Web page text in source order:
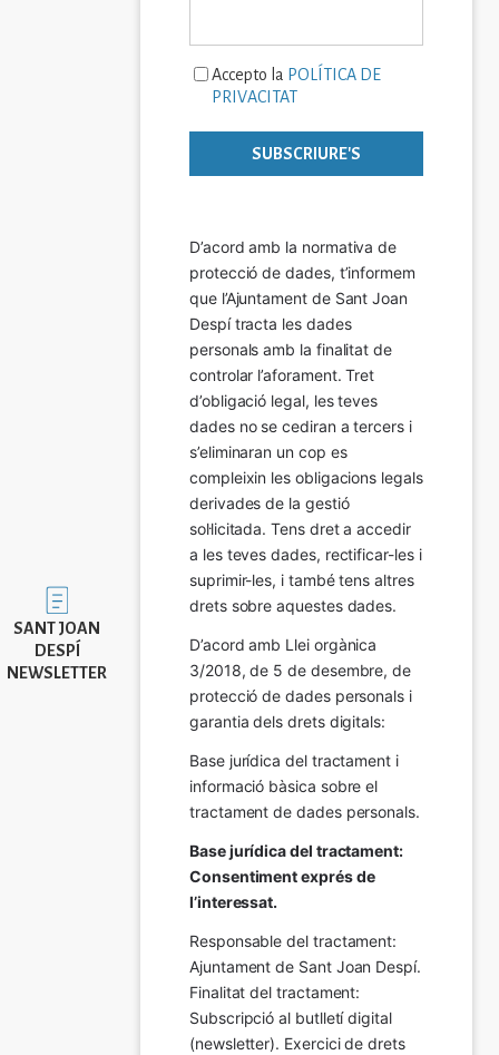
Imatge
SANT JOAN
DESPÍ
NEWSLETTER
Accepto la POLÍTICA DE
PRIVACITAT
D’acord amb la normativa de
protecció de dades, t’informem
que l’Ajuntament de Sant Joan
Despí tracta les dades
personals amb la finalitat de
controlar l’aforament. Tret
d’obligació legal, les teves
dades no se cediran a tercers i
s’eliminaran un cop es
compleixin les obligacions legals
derivades de la gestió
sol·licitada. Tens dret a accedir
a les teves dades, rectificar-les i
suprimir-les, i també tens altres
drets sobre aquestes dades.
D’acord amb Llei orgànica
3/2018, de 5 de desembre, de
protecció de dades personals i
garantia dels drets digitals:
Base jurídica del tractament i
informació bàsica sobre el
tractament de dades personals.
Base jurídica del tractament:
Consentiment exprés de
l’interessat.
Responsable del tractament:
Ajuntament de Sant Joan Despí.
Finalitat del tractament:
Subscripció al butlletí digital
(newsletter). Exercici de drets